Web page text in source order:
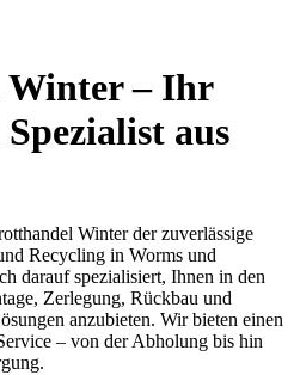
Winter – Ihr
aus
Winter der zuverlässige
Recycling in Worms und
darauf spezialisiert, Ihnen in den
Zerlegung, Rückbau und
anzubieten. Wir bieten einen
– von der Abholung bis hin